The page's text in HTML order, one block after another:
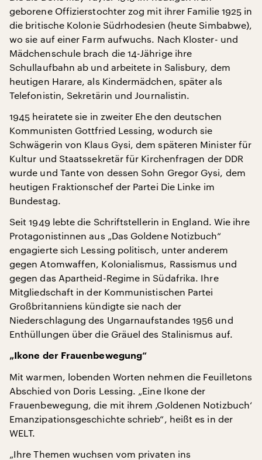
geborene Offizierstochter zog mit ihrer Familie 1925 in
die britische Kolonie Südrhodesien (heute Simbabwe),
wo sie auf einer Farm aufwuchs. Nach Kloster- und
Mädchenschule brach die 14-Jährige ihre
Schullaufbahn ab und arbeitete in Salisbury, dem
heutigen Harare, als Kindermädchen, später als
Telefonistin, Sekretärin und Journalistin.
1945 heiratete sie in zweiter Ehe den deutschen
Kommunisten Gottfried Lessing, wodurch sie
Schwägerin von Klaus Gysi, dem späteren Minister für
Kultur und Staatssekretär für Kirchenfragen der DDR
wurde und Tante von dessen Sohn Gregor Gysi, dem
heutigen Fraktionschef der Partei Die Linke im
Bundestag.
Seit 1949 lebte die Schriftstellerin in England. Wie ihre
Protagonistinnen aus „Das Goldene Notizbuch“
engagierte sich Lessing politisch, unter anderem
gegen Atomwaffen, Kolonialismus, Rassismus und
gegen das Apartheid-Regime in Südafrika. Ihre
Mitgliedschaft in der Kommunistischen Partei
Großbritanniens kündigte sie nach der
Niederschlagung des Ungarnaufstandes 1956 und
Enthüllungen über die Gräuel des Stalinismus auf.
„Ikone der Frauenbewegung“
Mit warmen, lobenden Worten nehmen die Feuilletons
Abschied von Doris Lessing. „Eine Ikone der
Frauenbewegung, die mit ihrem ‚Goldenen Notizbuch‘
Emanzipationsgeschichte schrieb“, heißt es in der
WELT.
„Ihre Themen wuchsen vom privaten ins